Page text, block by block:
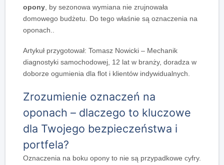
opony , by sezonowa wymiana nie zrujnowała
domowego budżetu. Do tego właśnie są oznaczenia na
oponach..
Artykuł przygotował: Tomasz Nowicki – Mechanik
diagnostyki samochodowej, 12 lat w branży, doradza w
doborze ogumienia dla flot i klientów indywidualnych.
Zrozumienie oznaczeń na
oponach – dlaczego to kluczowe
dla Twojego bezpieczeństwa i
portfela?
Oznaczenia na boku opony to nie są przypadkowe cyfry.